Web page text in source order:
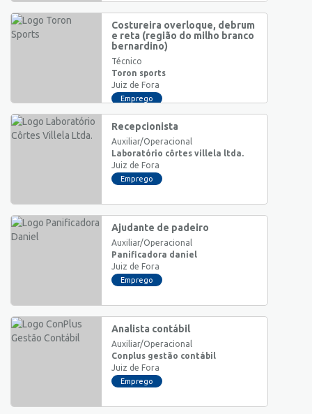
Costureira overloque, debrum
e reta (região do milho branco
bernardino)
Técnico
Toron sports
Juiz de Fora
Emprego
Recepcionista
Auxiliar/Operacional
Laboratório côrtes villela ltda.
Juiz de Fora
Emprego
Ajudante de padeiro
Auxiliar/Operacional
Panificadora daniel
Juiz de Fora
Emprego
Analista contábil
Auxiliar/Operacional
Conplus gestão contábil
Juiz de Fora
Emprego